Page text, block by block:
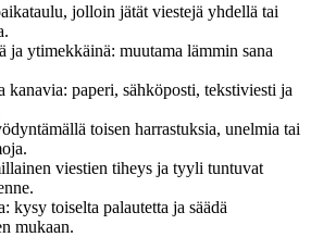
jolloin jätät viestejä yhdellä tai
ja ytimekkäinä: muutama lämmin sana
kanavia: paperi, sähköposti, tekstiviesti ja
toisen harrastuksia, unelmia tai
viestien tiheys ja tyyli tuntuvat
kysy toiselta palautetta ja säädä
mukaan.